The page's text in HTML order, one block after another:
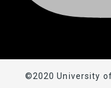
©2020 University